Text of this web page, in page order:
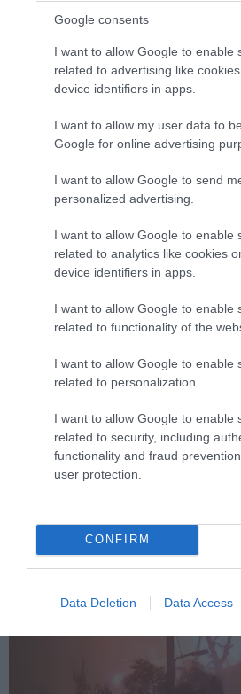
Google consents
I want to allow Google to enable
related to advertising like
device identifiers in apps.
I want to allow my user data to
Google for online advertising
I want to allow Google to send
personalized advertising.
I want to allow Google to enable
related to analytics like cookies
device identifiers in apps.
I want to allow Google to enable
related to functionality of the
I want to allow Google to enable
related to personalization.
I want to allow Google to enable
related to security, including
functionality and fraud
user protection.
CONFIRM
Data Deletion Data Access
Ανείπωτη τραγωδία στα
έπεσε από φουσκωτό
μπροστά στα μάτια
παιδιών
05.08.2026 | 19:42
ΕΣΩΤΕΡΙΚΗ ΑΣΦΑΛΕΙΑ
«Θα σε σκοτώσω
26χρονος από τον Βόλο
μητέρα του ότι θα την